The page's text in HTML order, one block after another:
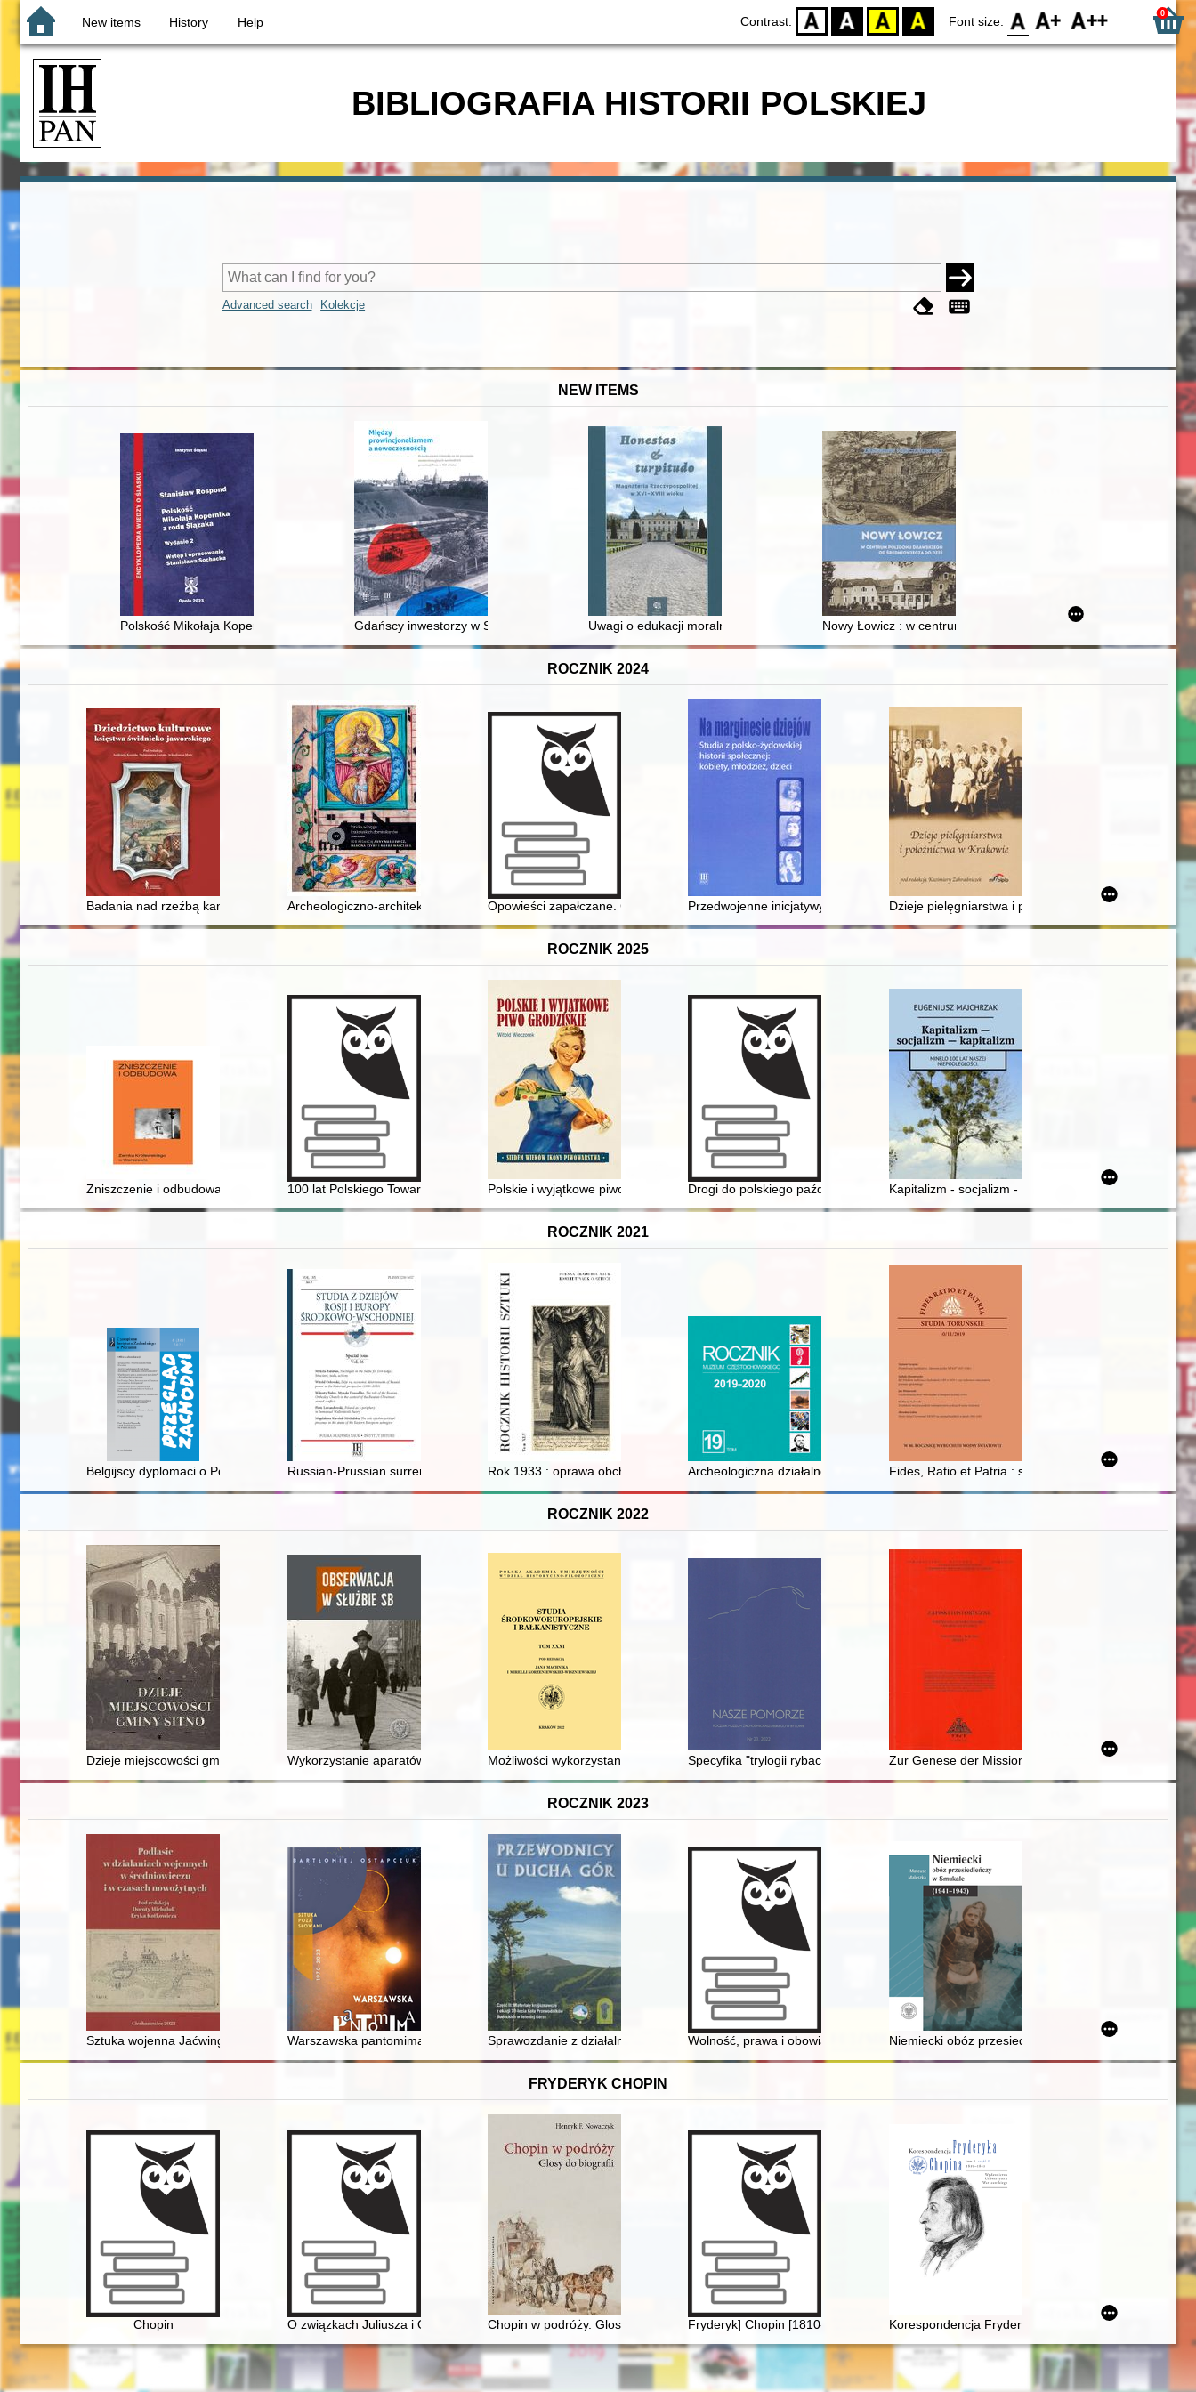
New items History Help Contrast: D BW YB BY Font size: F0 F1 F2 0
BIBLIOGRAFIA HISTORII POLSKIEJ
Advanced search Kolekcje
NEW ITEMS
Polskość Mikołaja Kopernika z rodu ŚlązakaGdańscy inwestorzy w Sopocie : prestiż finansowy i towarzyski lokalnego mieszczaństwa w 2. poł. XIX w
Uwagi o edukacji moralnej synów szlacheckich w XVI-wiecznej Rzeczypospolitej
Nowy Łowicz : w centrum poligonu drawskiego od średniowiecza
ROCZNIK 2024
Badania nad rzeźbą kamienną na terenach księstwa świdnicko-jaworskiego (od około 1300 do około 1500) : stan i perspektywy
Archeologiczno-architektoniczne rozpoznanie badawcze cellarium pod refektarzem oraz sąsiednich pomieszczeń piwnicznych w klasztorze Dominikanów w
Opowieści zapałczane. Cz. 1, Matchbox storiesPrzedwojenne inicjatywy kulturalne społeczności żydowskiej w Drohobyczu
Dzieje pielęgniarstwa i położnictwa w Krakowie
ROCZNIK 2025
Zniszczenie i odbudowa Zamku Królewskiego w Warszawie100 lat Polskiego Towarzystwa Teologicznego 1924-2024 : przeszłość, teraźniejszość, przyszłość
Polskie i wyjątkowe piwo grodziskie : siedem wieków ikony piwowarstwa
Drogi do polskiego października 1956 rokuKapitalizm - socjalizm - kapitalizm : minęlo 100 lat
ROCZNIK 2021
Belgijscy dyplomaci o Polsce w okresie II wojny światowej : w świetle publikacji La politique polonaise à la lumière des rapports diplomatiques belges (1939-1945), pod red. Józefa Łaptosa,
Russian-Prussian surrender of fugitives and deserters : cartel conventions of the 1840s and 1850s
Rok 1933 : oprawa obchodów 400. rocznicy urodzin Stefana Batorego i 250-lecia odsieczy Wiedeńskiej na Kresach
Archeologiczna działalność edukacyjna i popularyzatorska Muzeum Częstochowskiego w
Fides, Ratio et Patria : studia toruńskie. [Nr] 10/11
ROCZNIK 2022
Dzieje miejscowości gminy Sitno Wykorzystanie aparatów fotograficznych w pracy operacyjnej Służby Bezpieczeństwa w latach 1970-1980 / Robert Ciupa
Możliwości wykorzystania katalogów studenckich "Nationale" do badań nad zmianami tożsamości narodowej w XIX wieku
Specyfika "trylogii rybackiej" Wandy BrzeskiejZur Genese der Mission Nikolaj Petrovič
ROCZNIK 2023
Sztuka wojenna Jaćwingów w świetle źródeł historycznych i archeologicznych : zarys problematyki
Warszawska pantomima : sztuka poza słowami : 1970-2023Sprawozdanie z działalności Zarządu Koła Przewodników Sudeckich przy Oddziale PTTK "Sudety Zachodnie" w Jeleniej
Wolność, prawa i obowiązki obywatelskie w myśli Aleksandra Bogusławskiego : polityka
Niemiecki obóz przesiedleńczy w Smukale (1941-
FRYDERYK CHOPIN
Chopin O związkach Juliusza i Oskara Kolbergów z Fryderykiem Chopinem
Chopin w podróży. Glosy do biografiiFryderyk] Chopin [1810-1849]. Człowiek, dzieło, rezonansKorespondencja Fryderyka Chopina. T. 3 cz. 1,